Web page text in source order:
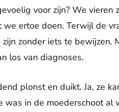
voor zijn? We vieren
ertoe doen. Terwijl de
zonder iets te bewijzen.
los van diagnoses.
plonst en duikt. Ja, ze
in de moederschoot al